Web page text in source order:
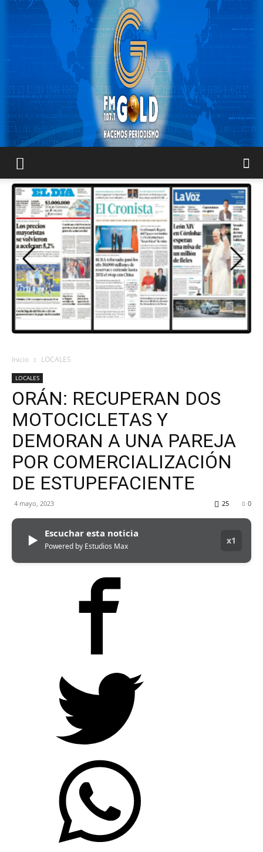
GOLD
ORAN
107.1
Inicio LOCALES
LOCALES
ORÁN: RECUPERAN DOS
MOTOCICLETAS Y
DEMORAN A UNA PAREJA
POR COMERCIALIZACIÓN
DE ESTUPEFACIENTE
4 mayo, 2023 0
25
▶ Escuchar esta noticia
Powered by Estudios Max
x1